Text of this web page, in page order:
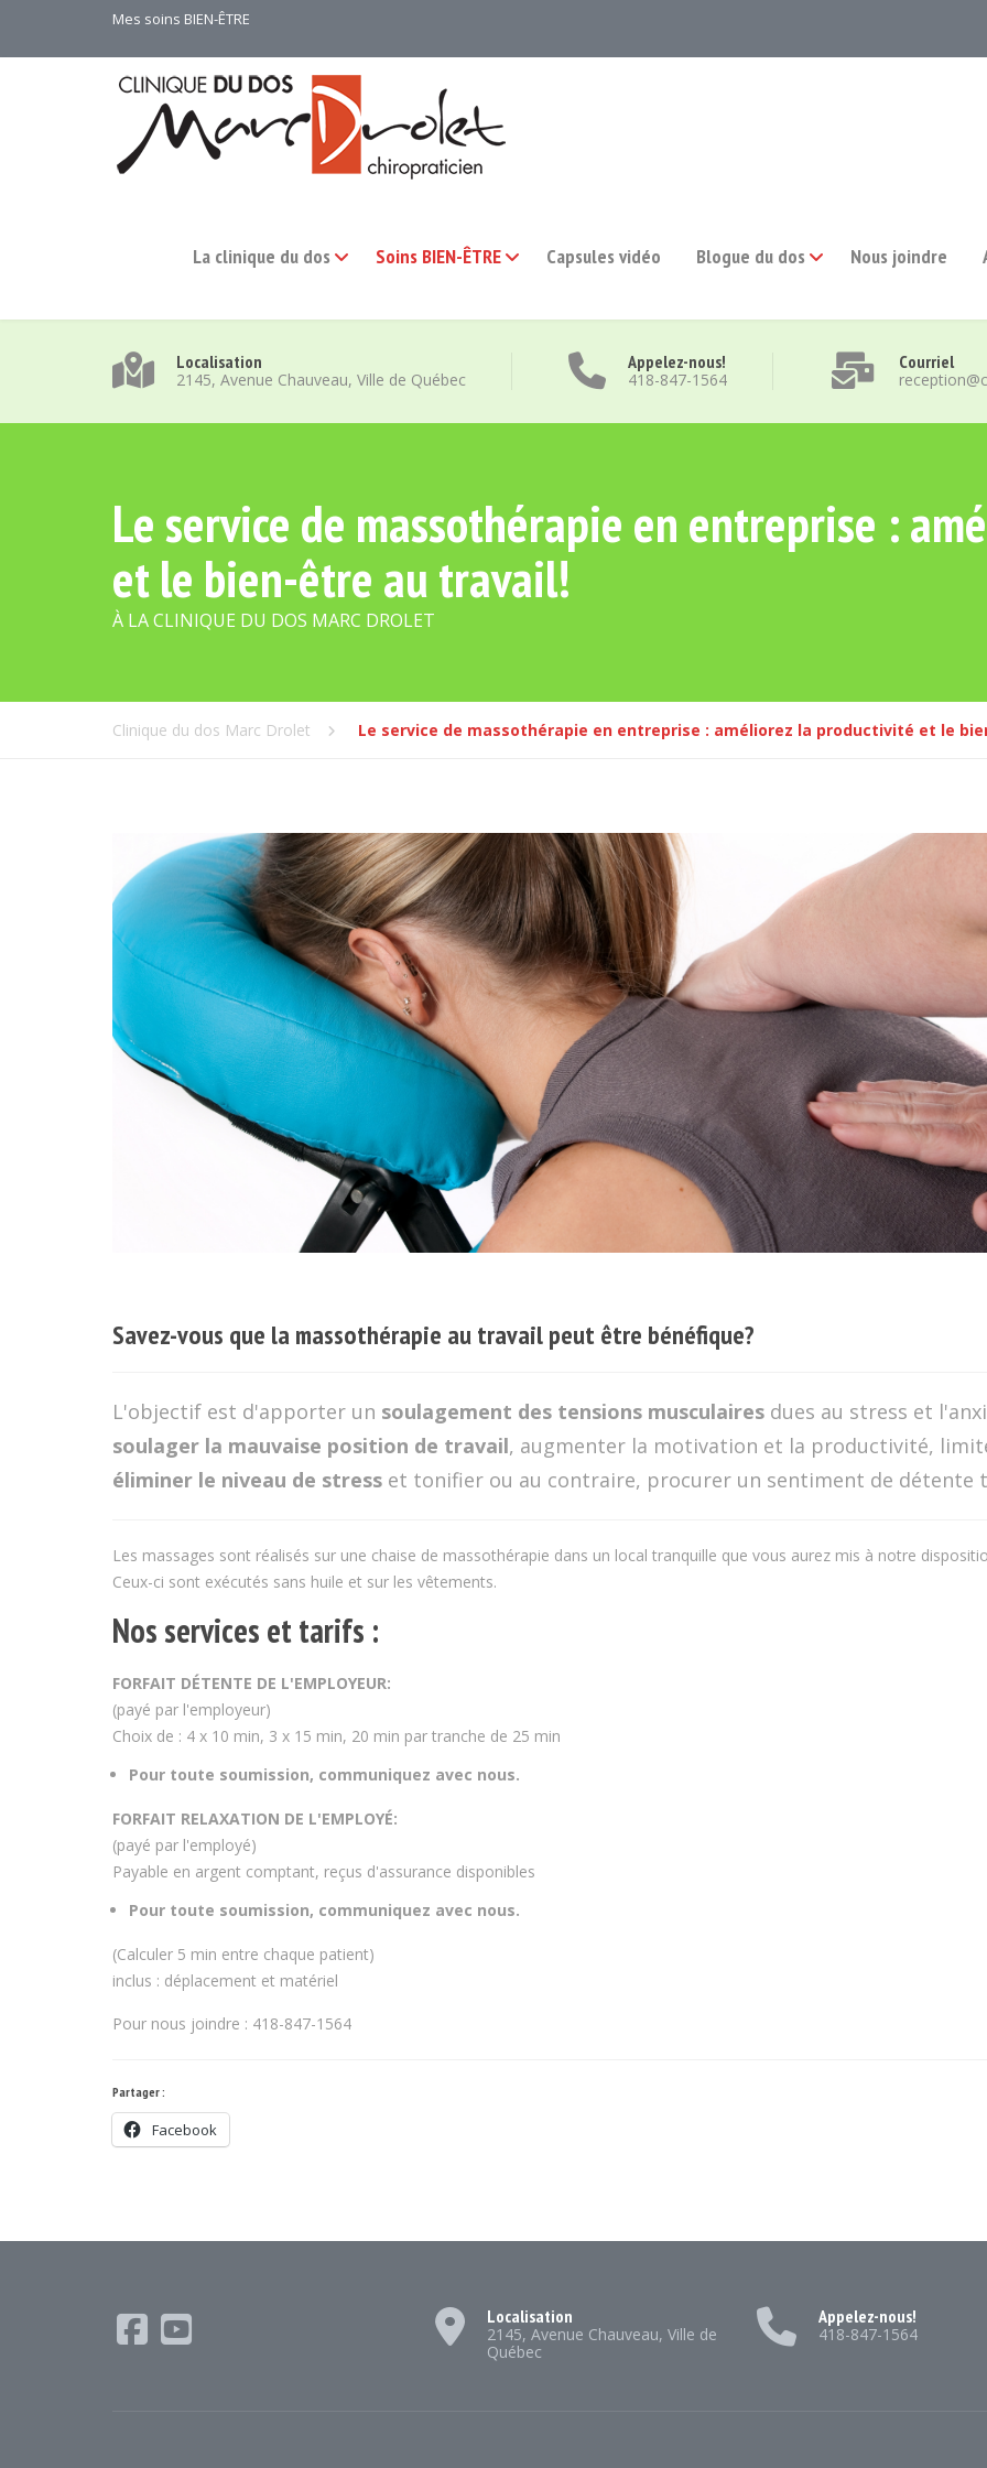
Mes soins BIEN-ÊTRE
La clinique du dos Soins BIEN-ÊTRE Capsules vidéo Blogue du dos Nous joindre
Localisation
2145, Avenue Chauveau, Ville de Québec
Appelez-nous!
418-847-1564
Courriel
Le service de massothérapie en entreprise :
et le bien-être au travail!
À LA CLINIQUE DU DOS MARC DROLET
Clinique du dos Marc Drolet Le service de massothérapie en entreprise : améliorez la productivité et le
Savez-vous que la massothérapie au travail peut être bénéfique?
L'objectif est d'apporter un soulagement des tensions musculaires dues au stress et
soulager la mauvaise position de travail, augmenter la motivation et la productivité,
éliminer le niveau de stress et tonifier ou au contraire, procurer un sentiment de détente
Les massages sont réalisés sur une chaise de massothérapie dans un local tranquille que vous aurez mis à notre
Ceux-ci sont exécutés sans huile et sur les vêtements.
Nos services et tarifs :
FORFAIT DÉTENTE DE L'EMPLOYEUR:
(payé par l'employeur)
Choix de : 4 x 10 min, 3 x 15 min, 20 min par tranche de 25 min
Pour toute soumission, communiquez avec nous.
FORFAIT RELAXATION DE L'EMPLOYÉ:
(payé par l'employé)
Payable en argent comptant, reçus d'assurance disponibles
Pour toute soumission, communiquez avec nous.
(Calculer 5 min entre chaque patient)
inclus : déplacement et matériel
Pour nous joindre : 418-847-1564
Partager :
Facebook
Localisation
2145, Avenue Chauveau, Ville de
Québec
Appelez-nous!
418-847-1564